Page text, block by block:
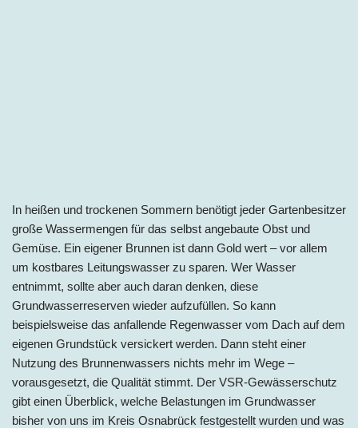
In heißen und trockenen Sommern benötigt jeder Gartenbesitzer
große Wassermengen für das selbst angebaute Obst und
Gemüse. Ein eigener Brunnen ist dann Gold wert – vor allem
um kostbares Leitungswasser zu sparen. Wer Wasser
entnimmt, sollte aber auch daran denken, diese
Grundwasserreserven wieder aufzufüllen. So kann
beispielsweise das anfallende Regenwasser vom Dach auf dem
eigenen Grundstück versickert werden. Dann steht einer
Nutzung des Brunnenwassers nichts mehr im Wege –
vorausgesetzt, die Qualität stimmt. Der VSR-Gewässerschutz
gibt einen Überblick, welche Belastungen im Grundwasser
bisher von uns im Kreis Osnabrück festgestellt wurden und was